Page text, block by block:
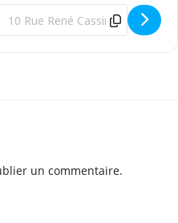
- WSET Niveau 2 en vins -
Address - WSET
un commentaire.